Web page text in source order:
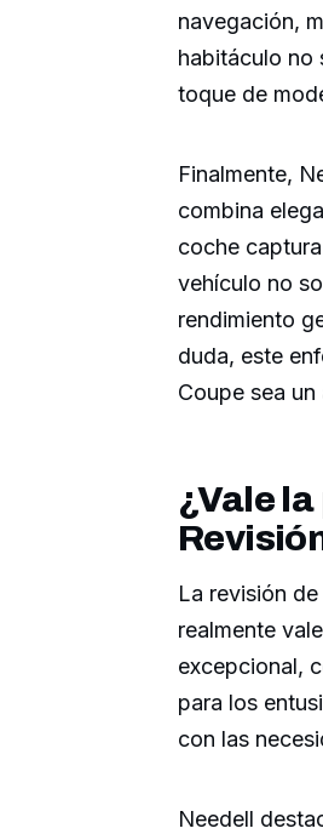
navegación,
habitáculo no
toque de
Finalmente,
combina
coche
vehículo no
rendimiento
duda, este
Coupe sea
¿Vale
La revisión
realmente
excepcional,
para los
con las
Needell